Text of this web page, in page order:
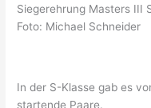
Siegerehrung Masters III
Foto: Michael Schneider
In der S-Klasse gab es
startende Paare.